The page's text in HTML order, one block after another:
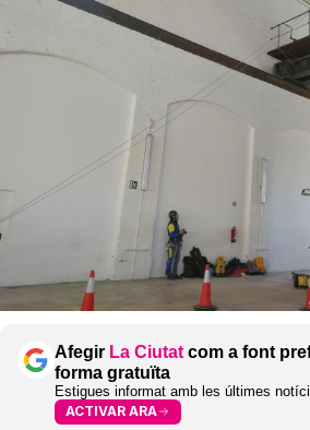
Afegir La Ciutat com a font
forma gratuïta
Estigues informat amb les últimes
ACTIVAR ARA